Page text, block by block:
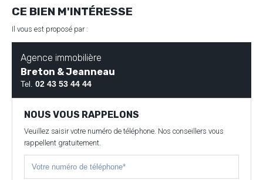
CE BIEN M'INTÉRESSE
Il vous est proposé par :
Agence immobilière
Breton & Jeanneau
Tel. 02 43 53 44 44
NOUS VOUS RAPPELONS
Veuillez saisir votre numéro de téléphone. Nos conseillers vous
rappellent gratuitement.